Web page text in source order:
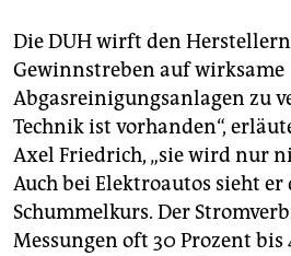
Die DUH wirft den
Gewinnstreben auf wirksame
Abgasreinigungsanlagen zu
Technik ist vorhanden“,
Axel Friedrich, „sie wird nur
Auch bei Elektroautos sieht
Schummelkurs. Der
Messungen oft 30 Prozent bis